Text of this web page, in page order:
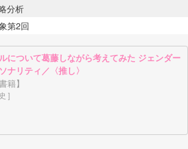
分析
第2回
について葛藤しながら考えてみた ジェンダー
ナリティ／〈推し〉
籍】
]